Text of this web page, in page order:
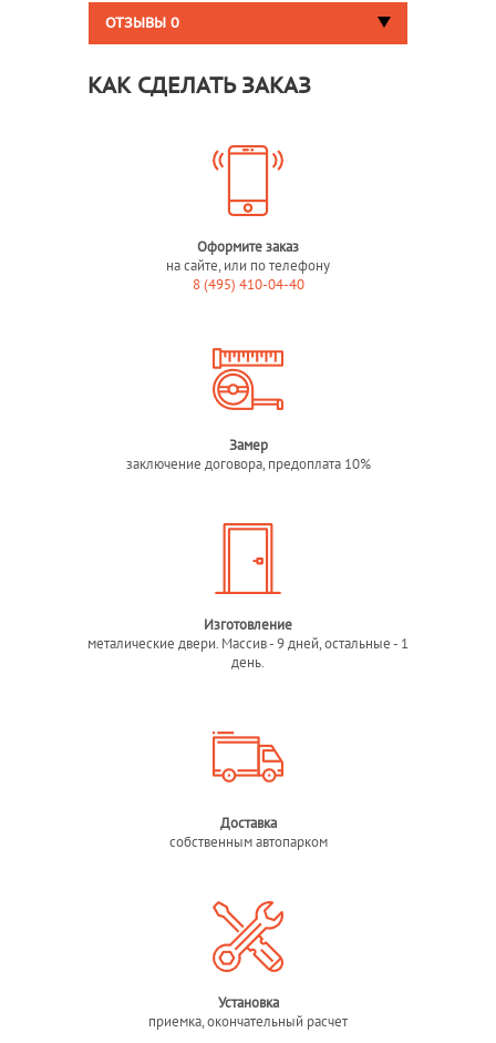
ОТЗЫВЫ 0
КАК СДЕЛАТЬ ЗАКАЗ
Оформите заказ
на сайте, или по телефону
8 (495) 410-04-40
Замер
заключение договора, предоплата 10%
Изготовление
металические двери. Массив - 9 дней, остальные - 1
день.
Доставка
собственным автопарком
Установка
приемка, окончательный расчет